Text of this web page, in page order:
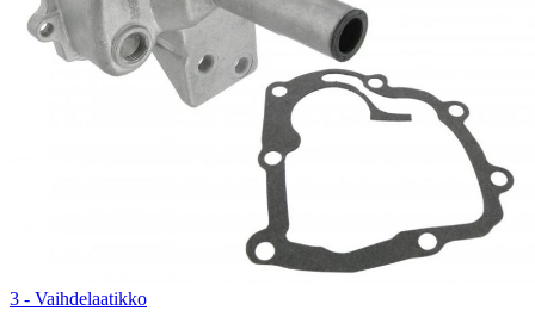
3 - Vaihdelaatikko